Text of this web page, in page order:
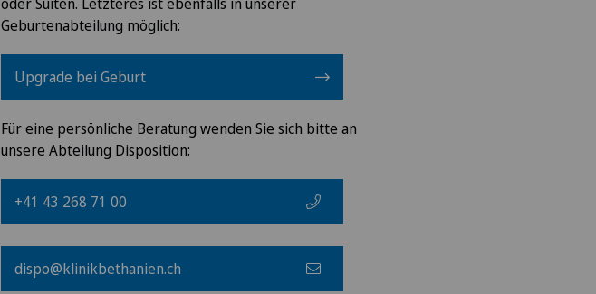
Geburtenabteilung möglich:
Upgrade bei Geburt
Für eine persönliche Beratung wenden Sie sich bitte an
unsere Abteilung Disposition:
+41 43 268 71 00
dispo@klinikbethanien.ch